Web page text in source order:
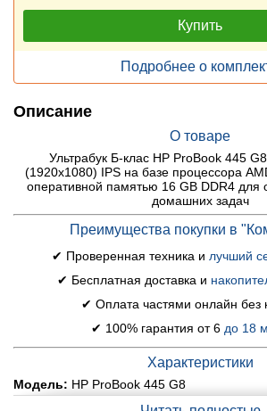
Купить
Подробнее о
Описание
О товаре
Ультрабук Б-клас HP ProBook 445
(1920x1080) IPS на базе процессора
оперативной памятью 16 GB DDR4 для
домашних задач
Преимущества покупки в
✔ Проверенная техника и лучший
✔ Бесплатная доставка и
✔ Оплата частями онлайн без
✔ 100% гарантия от 6 до 18
Характеристики
Модель: HP ProBook 445 G8
Экран (диагональ, разрешение,